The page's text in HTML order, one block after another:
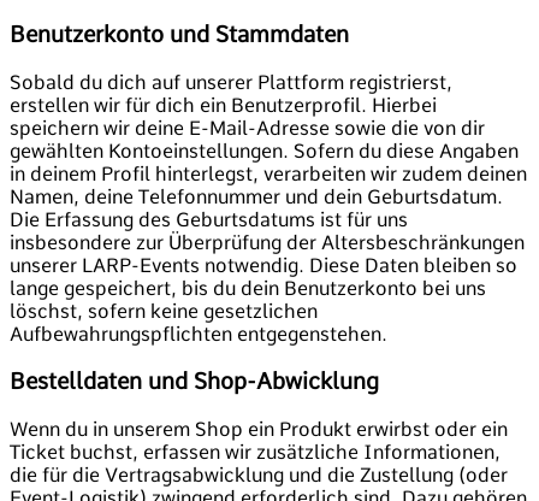
Benutzerkonto und Stammdaten
Sobald du dich auf unserer Plattform registrierst,
erstellen wir für dich ein Benutzerprofil. Hierbei
speichern wir deine E-Mail-Adresse sowie die von dir
gewählten Kontoeinstellungen. Sofern du diese Angaben
in deinem Profil hinterlegst, verarbeiten wir zudem deinen
Namen, deine Telefonnummer und dein Geburtsdatum.
Die Erfassung des Geburtsdatums ist für uns
insbesondere zur Überprüfung der Altersbeschränkungen
unserer LARP-Events notwendig. Diese Daten bleiben so
lange gespeichert, bis du dein Benutzerkonto bei uns
löschst, sofern keine gesetzlichen
Aufbewahrungspflichten entgegenstehen.
Bestelldaten und Shop-Abwicklung
Wenn du in unserem Shop ein Produkt erwirbst oder ein
Ticket buchst, erfassen wir zusätzliche Informationen,
die für die Vertragsabwicklung und die Zustellung (oder